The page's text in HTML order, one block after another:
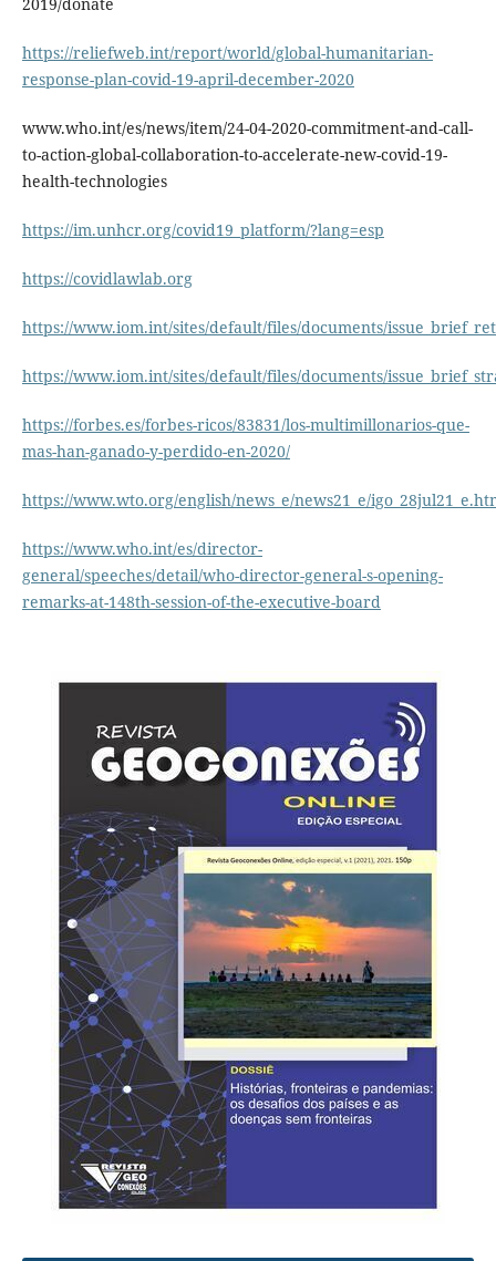
https://reliefweb.int/report/world/global-humanitarian-
response-plan-covid-19-april-december-2020
www.who.int/es/news/item/24-04-2020-commitment-and-call-
to-action-global-collaboration-to-accelerate-new-covid-19-
health-technologies
https://im.unhcr.org/covid19_platform/?lang=esp
https://covidlawlab.org
https://www.iom.int/sites/default/files/documents/
https://www.iom.int/sites/default/files/documents/
https://forbes.es/forbes-ricos/83831/los-multimillonarios-que-
mas-han-ganado-y-perdido-en-2020/
https://www.wto.org/english/news_e/news21_e/
https://www.who.int/es/director-
general/speeches/detail/who-director-general-s-opening-
remarks-at-148th-session-of-the-executive-board